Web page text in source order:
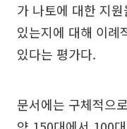
가 나토에 대한 지
있는지에 대해 이례
있다는 평가다.
문서에는 구체적으